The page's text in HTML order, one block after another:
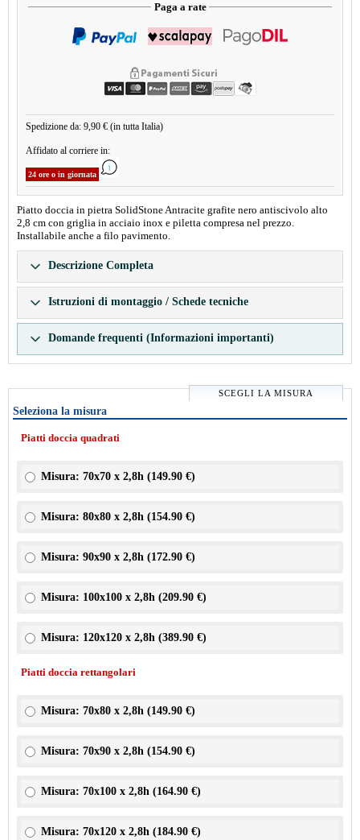
Paga a rate
Spedizione da: 9,90 € (in tutta Italia)
Affidato al corriere in:
24 ore o in giornata
Piatto doccia in pietra SolidStone Antracite grafite nero antiscivolo alto
2,8 cm con griglia in acciaio inox e piletta compresa nel prezzo.
Installabile anche a filo pavimento.
Descrizione Completa
Istruzioni di montaggio / Schede tecniche
Domande frequenti (Informazioni importanti)
SCEGLI LA MISURA
Seleziona la misura
Piatti doccia quadrati
Misura: 70x70 x 2,8h (149.90 €)
Misura: 80x80 x 2,8h (154.90 €)
Misura: 90x90 x 2,8h (172.90 €)
Misura: 100x100 x 2,8h (209.90 €)
Misura: 120x120 x 2,8h (389.90 €)
Piatti doccia rettangolari
Misura: 70x80 x 2,8h (149.90 €)
Misura: 70x90 x 2,8h (154.90 €)
Misura: 70x100 x 2,8h (164.90 €)
Misura: 70x120 x 2,8h (184.90 €)